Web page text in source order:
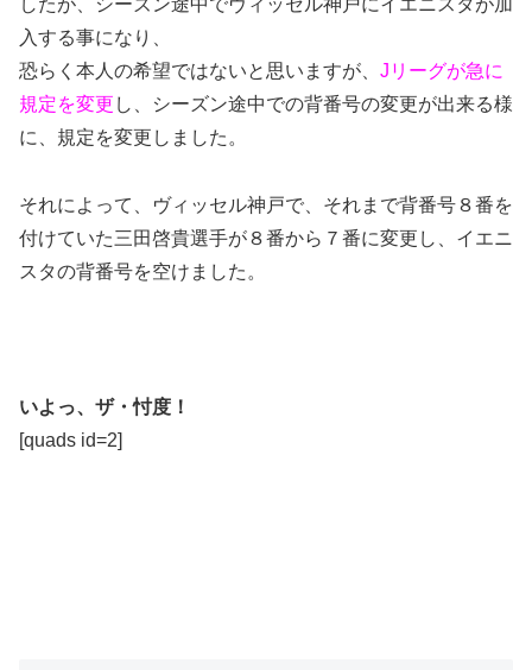
したが、シーズン途中でヴィッセル神戸にイエニスタが加
入する事になり、
恐らく本人の希望ではないと思いますが、 Jリーグが急に
規定を変更 し、シーズン途中での背番号の変更が出来る様
に、規定を変更しました。
それによって、ヴィッセル神戸で、それまで背番号８番を
付けていた三田啓貴選手が８番から７番に変更し、イエニ
スタの背番号を空けました。
いよっ、ザ・忖度！
[quads id=2]